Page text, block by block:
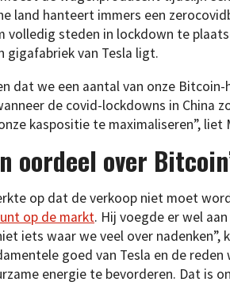
land hanteert immers een
volledig steden in lockdown te
gigafabriek van Tesla ligt.
dat we een aantal van onze
de covid-lockdowns in China
kaspositie te maximaliseren”, liet
oordeel over
op dat de verkoop niet moet
op de markt. Hij voegde er wel
iets waar we veel over
goed van Tesla en de
energie te bevorderen. Dat is